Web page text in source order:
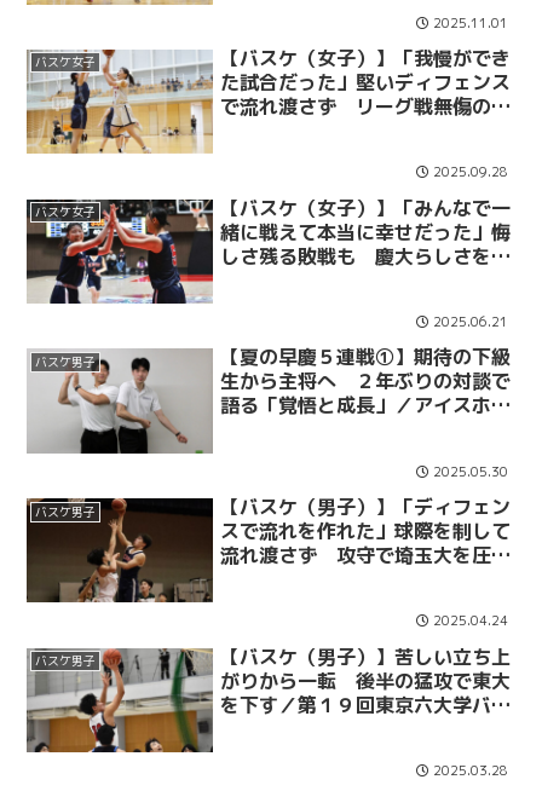
2025.11.01
バスケ女子
【バスケ（女子）】「我慢ができ
た試合だった」堅いディフェンス
で流れ渡さず リーグ戦無傷の４
2025.09.28
バスケ女子
【バスケ（女子）】「みんなで一
緒に戦えて本当に幸せだった」悔
しさ残る敗戦も 慶大らしさを貫
2025.06.21
バスケ男子
【夏の早慶５連戦①】期待の下級
生から主将へ ２年ぶりの対談で
語る「覚悟と成長」／アイスホッ
2025.05.30
バスケ男子
【バスケ（男子）】「ディフェン
スで流れを作れた」球際を制して
流れ渡さず 攻守で埼玉大を圧倒
2025.04.24
バスケ男子
【バスケ（男子）】苦しい立ち上
がりから一転 後半の猛攻で東大
を下す／第１９回東京六大学バス
2025.03.28